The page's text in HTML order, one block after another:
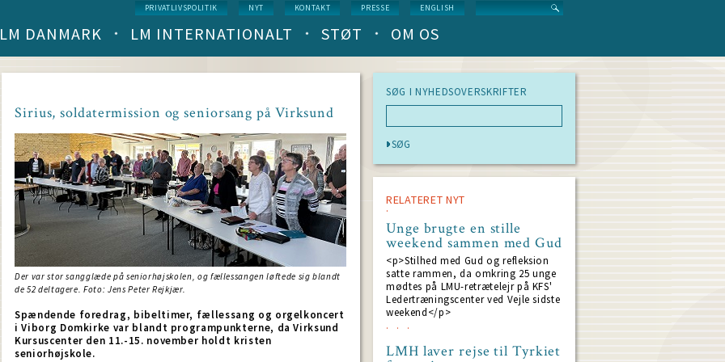
Service
menu
PRIVATLIVSPOLITIK NYT KONTAKT PRESSE ENGLISH
Main
(level
1)
LM DANMARK LM INTERNATIONALT STØT OM OS
Sirius, soldatermission og seniorsang på Virksund
Der var stor sangglæde på seniorhøjskolen, og fællessangen løftede sig blandt
de 52 deltagere. Foto: Jens Peter Rejkjær.
Spændende foredrag, bibeltimer, fællessang og orgelkoncert
i Viborg Domkirke var blandt programpunkterne, da Virksund
Kursuscenter den 11.-15. november holdt kristen
seniorhøjskole.
SØG I NYHEDSOVERSKRIFTER
RELATERET NYT
Unge brugte en stille
weekend sammen med Gud
<p>Stilhed med Gud og refleksion
satte rammen, da omkring 25 unge
mødtes på LMU-retrætelejr på KFS'
Ledertræningscenter ved Vejle sidste
weekend</p>
LMH laver rejse til Tyrkiet